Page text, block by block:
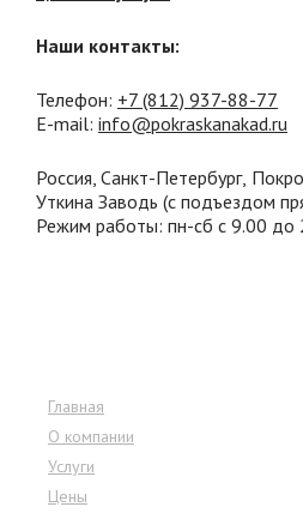
Наши контакты:
Телефон: +7 (812) 937-88-77
E-mail: info@pokraskanakad.ru
Россия, Санкт-Петербург,
Уткина Заводь (с подъездом
Режим работы: пн-сб с 9.00 до
Главная
О компании
Услуги
Цены